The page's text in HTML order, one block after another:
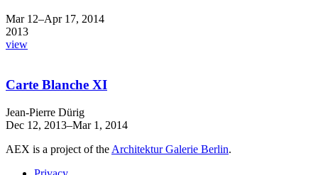
Mar 12–Apr 17, 2014
2013
view
Carte Blanche XI
Jean-Pierre Dürig
Dec 12, 2013–Mar 1, 2014
AEX is a project of the Architektur Galerie Berlin.